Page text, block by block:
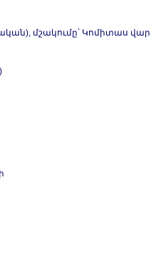
մշակումը՝ Կոմիտաս